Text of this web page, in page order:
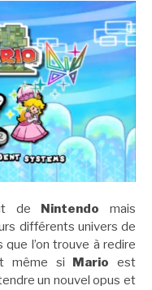
de Nintendomais
différents univers de
l’on trouve à redire
même si Marioest
un nouvel opus et